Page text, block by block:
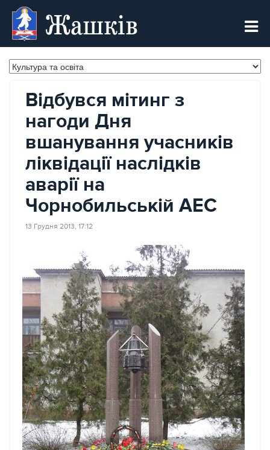
Жашків
Відбувся мітинг з
нагоди Дня
вшанування учасників
ліквідації наслідків
аварії на
Чорнобильській АЕС
13 Грудня 2013, 17:12